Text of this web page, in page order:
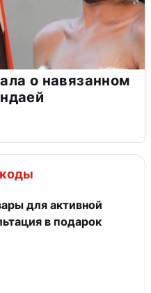
о навязанном
для активной
в подарок